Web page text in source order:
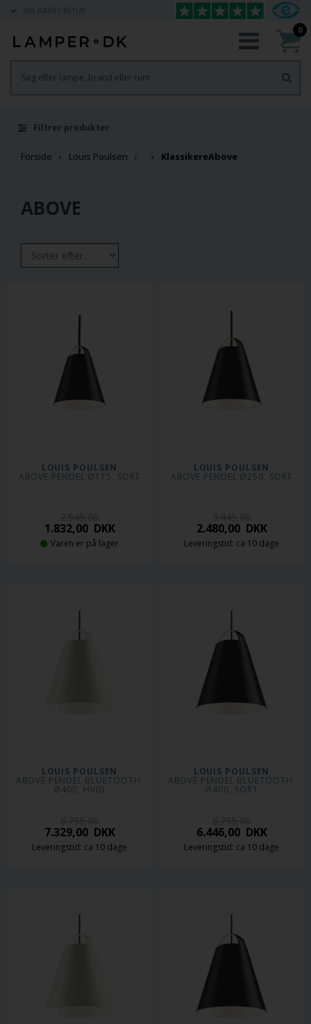
366 DAGES RETUR
0
Filtrer produkter
Forside Louis Poulsen KlassikereAbove
ABOVE
LOUIS POULSEN
ABOVE PENDEL Ø175, SORT
1.832,00DKK
Varen er på lager
LOUIS POULSEN
ABOVE PENDEL Ø250, SORT
2.480,00DKK
Leveringstid: ca 10 dage
LOUIS POULSEN
ABOVE PENDEL BLUETOOTH
Ø400, HVID
7.329,00DKK
Leveringstid: ca 10 dage
LOUIS POULSEN
ABOVE PENDEL BLUETOOTH
Ø400, SORT
6.446,00DKK
Leveringstid: ca 10 dage